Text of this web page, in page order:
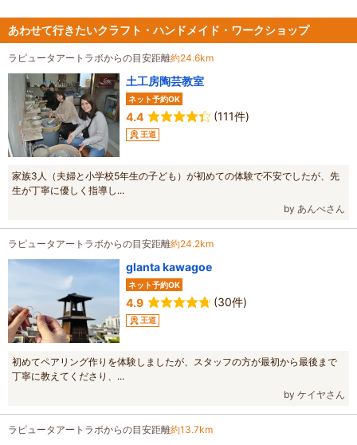
あわせて行きたいクラフト・ハンドメイド・ワークショップ
ラピュータアートラボからの目安距離約24.6km
土工房陶芸教室
ネット予約OK
4.4 (111件)
王道
家族3人（夫婦と小学校5年生の子ども）が初めての体験で不安でしたが、先
生が丁寧に優しく指導し...
by あんべさん
ラピュータアートラボからの目安距離約24.2km
glanta kawagoe
ネット予約OK
4.9 (30件)
王道
初めてペアリング作りを体験しましたが、スタッフの方が最初から最後まで
丁寧に教えてくださり、...
by ケイヤさん
ラピュータアートラボからの目安距離約13.7km